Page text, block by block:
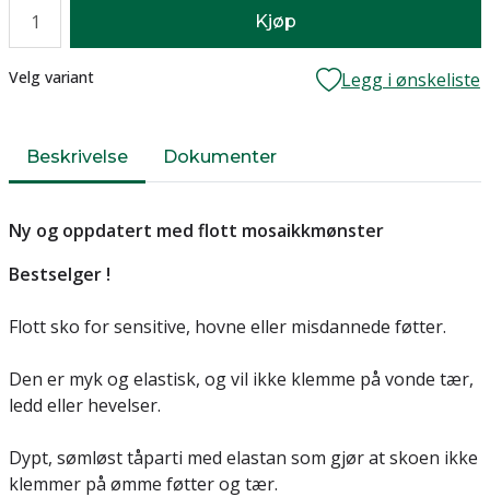
Kjøp
Lager
Velg variant Legg i ønskeliste
Beskrivelse Dokumenter
Ny og oppdatert med flott mosaikkmønster
Bestselger !
Flott sko for sensitive, hovne eller misdannede føtter.
Den er myk og elastisk, og vil ikke klemme på vonde tær,
ledd eller hevelser.
Dypt, sømløst tåparti med elastan som gjør at skoen ikke
klemmer på ømme føtter og tær.